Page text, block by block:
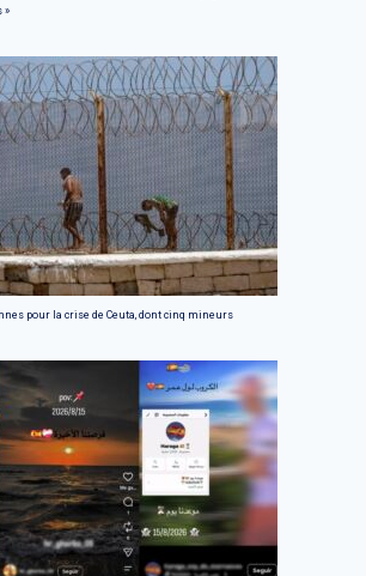
»
pour la crise de Ceuta, dont cinq mineurs